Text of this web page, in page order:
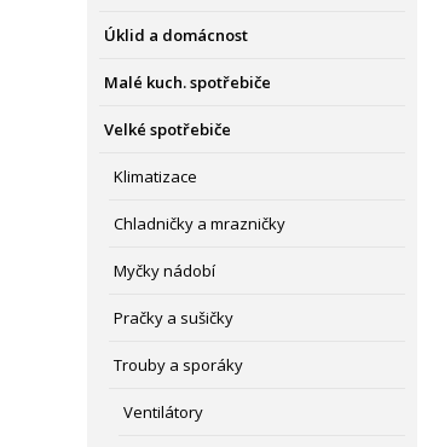
Úklid a domácnost
Malé kuch. spotřebiče
Velké spotřebiče
Klimatizace
Chladničky a mrazničky
Myčky nádobí
Pračky a sušičky
Trouby a sporáky
Ventilátory